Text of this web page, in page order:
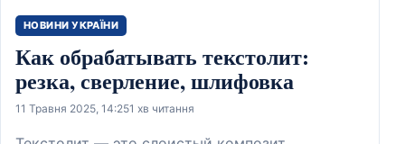
НОВИНИ УКРАЇНИ
Как обрабатывать текстолит:
резка, сверление, шлифовка
11 Травня 2025, 14:251 хв читання